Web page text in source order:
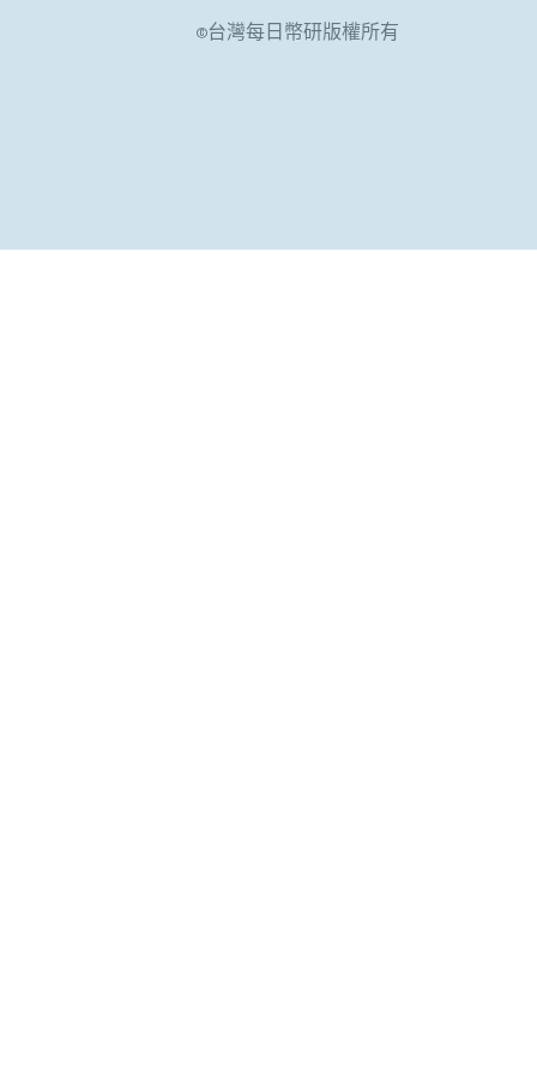
©台灣每日幣研版權所有